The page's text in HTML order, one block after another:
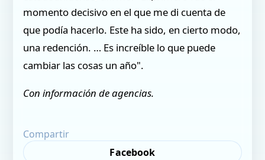
momento decisivo en el que me di cuenta de
que podía hacerlo. Este ha sido, en cierto modo,
una redención. … Es increíble lo que puede
cambiar las cosas un año".
Con información de agencias.
Compartir
Facebook